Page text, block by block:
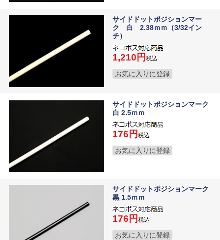
サイドドットポジションマー
ク 白 2.38ｍｍ（3/32イン
チ）
1,210 税込
お気に入りに登録
サイドドットポジションマーク
白 2.5ｍｍ
176 税込
お気に入りに登録
サイドドットポジションマーク
黒 1.5ｍｍ
176 税込
お気に入りに登録